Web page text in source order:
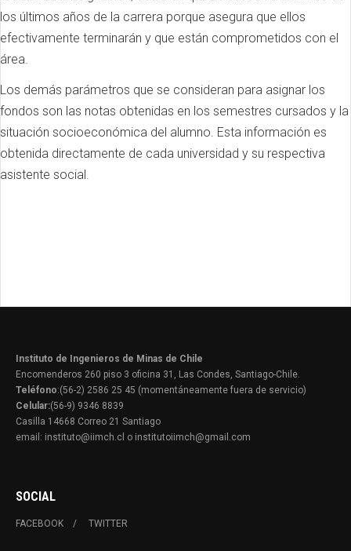
los últimos años de la carrera porque asegura que ellos
efectivamente terminarán y que están comprometidos con el
área.
Los demás parámetros que se consideran para asignar los
fondos son las notas obtenidas en los semestres cursados y la
situación socioeconómica del alumno. Esta información es
obtenida directamente de cada universidad y su respectiva
asistente social.
Instituto de Ingenieros de Minas de Chile
Encomenderos 260 piso 3 oficina 31, Las Condes, Santiago-Chile.
Teléfono:(56-2) 2586 25 45 (momentáneamente fuera de servicio)
Celular:(56-9) 9346 8839
Casilla 14668 Correo 21 Santiago
email: instituto@iimch.cl o institutoiimch@gmail.com
SOCIAL
FACEBOOK TWITTER